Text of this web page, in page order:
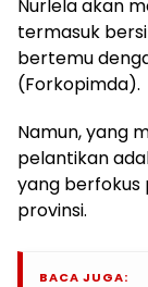
Nurlela akan
termasuk
bertemu
(Forkopimda).
Namun, yang
pelantikan
yang
provinsi.
BACA JUGA: